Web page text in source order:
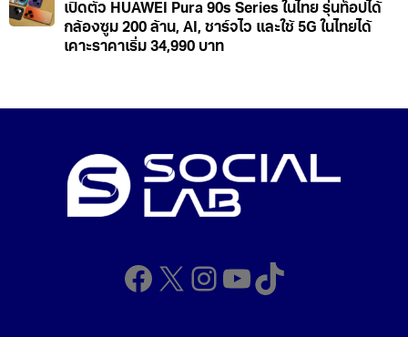
เปิดตัว HUAWEI Pura 90s Series ในไทย รุ่นท็อปได้
กล้องซูม 200 ล้าน, AI, ชาร์จไว และใช้ 5G ในไทยได้
เคาะราคาเริ่ม 34,990 บาท
Facebook
X Instagram
YouTube
TikTok